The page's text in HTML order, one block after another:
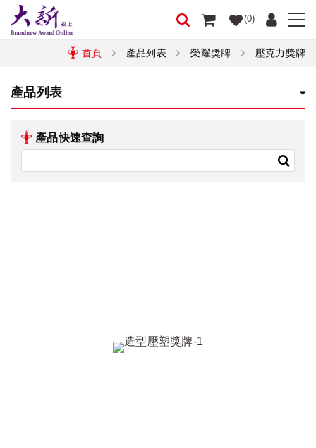
(0)
首頁 產品列表 榮耀獎牌 壓克力獎牌
產品列表
產品快速查詢